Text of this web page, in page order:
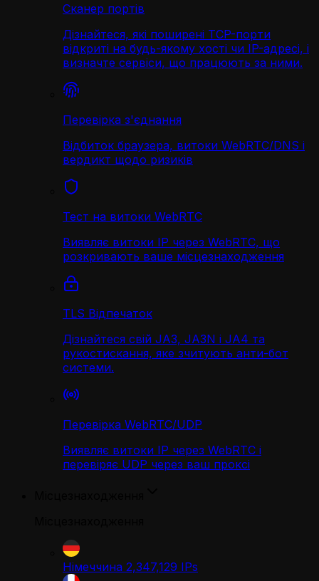
Сканер портів
Дізнайтеся, які поширені TCP-порти
відкриті на будь-якому хості чи IP-адресі, і
визначте сервіси, що працюють за ними.
Перевірка з'єднання
Відбиток браузера, витоки WebRTC/DNS і
вердикт щодо ризиків
Тест на витоки WebRTC
Виявляє витоки IP через WebRTC, що
розкривають ваше місцезнаходження
TLS Відпечаток
Дізнайтеся свій JA3, JA3N і JA4 та
рукостискання, яке зчитують анти-бот
системи.
Перевірка WebRTC/UDP
Виявляє витоки IP через WebRTC і
перевіряє UDP через ваш проксі
Німеччина 2,347,129 IPs